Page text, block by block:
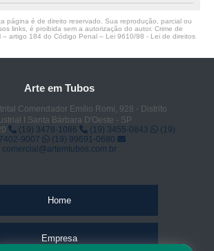
página é de direito reservado. Sua reprodução, parcial ou
links, é proibida sem a autorização do autor. Crime de
– artigo 184 do Código Penal – Lei 9610/98 - Lei de direitos
Arte em Tubos
Comendador Emílio Romi, 928 - Distrito
I Santa Bárbara D'Oeste - SP
(19) 3478-1086 (19) 3455-0843
(19)
9007
(19) 99691-0680
comercial@artemtubos.com.br
Home
Empresa